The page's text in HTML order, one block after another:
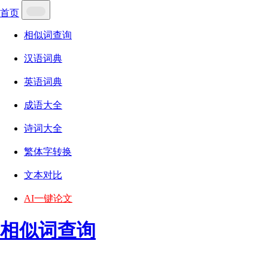
首页
相似词查询
汉语词典
英语词典
成语大全
诗词大全
繁体字转换
文本对比
AI一键论文
相似词查询